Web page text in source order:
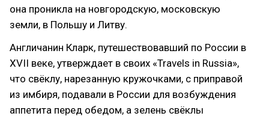
она проникла на новгородскую, московскую
земли, в Польшу и Литву.
Англичанин Кларк, путешествовавший по России в
XVII веке, утверждает в своих «Travels in Russia»,
что свёклу, нарезанную кружочками, с приправой
из имбиря, подавали в России для возбуждения
аппетита перед обедом, а зелень свёклы